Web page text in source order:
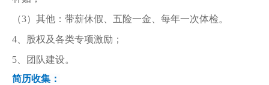
（3）其他：带薪休假、五险一金、每年一次体检。
4 、股权及各类专项激励；
5 、团队建设。
简历收集：